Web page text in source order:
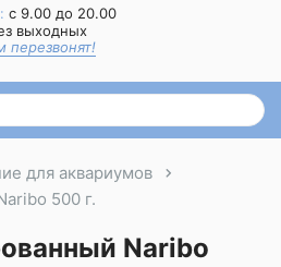
с 9.00 до 20.00
выходных
перезвонят!
для аквариумов
500 г.
Naribo